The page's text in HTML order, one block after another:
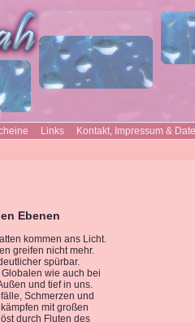
Links Kontakt, Impressum &
Ebenen
kommen ans Licht.
greifen nicht mehr.
spürbar.
wie auch bei
und tief in uns.
Schmerzen und
mit großen
durch Fluten des